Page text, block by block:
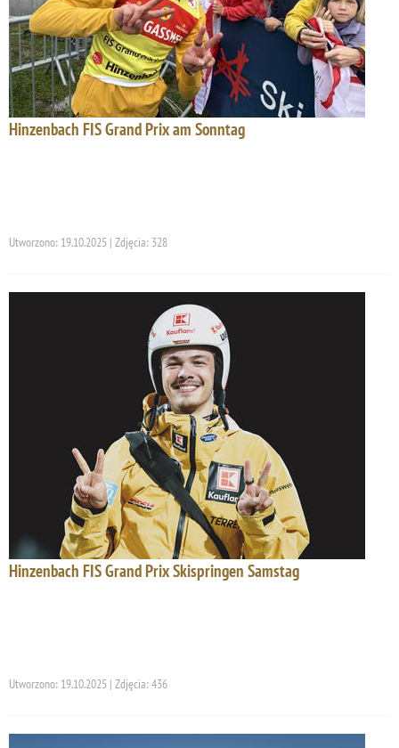
Hinzenbach FIS Grand Prix am Sonntag
Utworzono: 19.10.2025 | Zdjęcia: 328
Hinzenbach FIS Grand Prix Skispringen Samstag
Utworzono: 19.10.2025 | Zdjęcia: 436